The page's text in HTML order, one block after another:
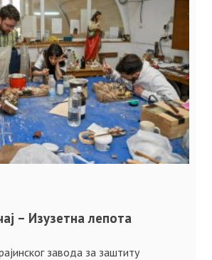
– Изузетна лепота
завода за заштиту